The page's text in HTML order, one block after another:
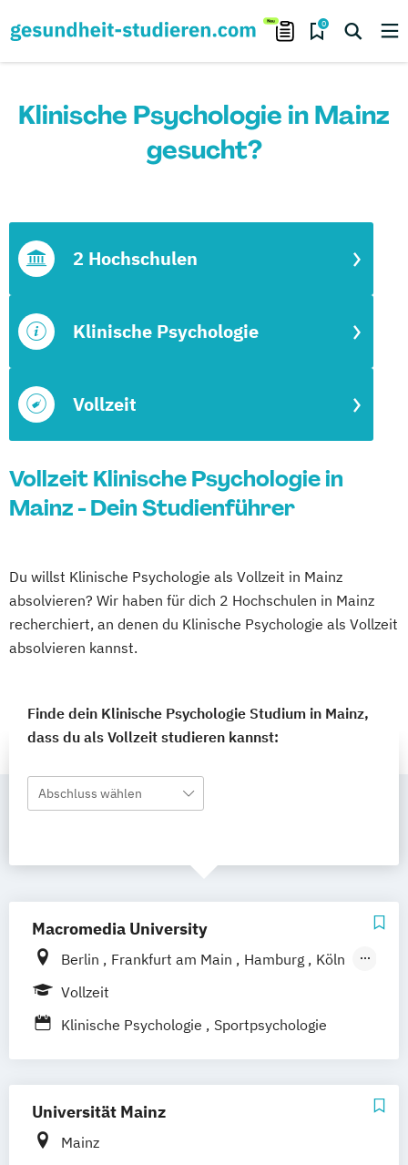
0
Klinische Psychologie in Mainz
gesucht?
Vollzeit
Klinische Psychologie
2 Hochschulen
Vollzeit Klinische Psychologie in
Mainz - Dein Studienführer
Du willst Klinische Psychologie als Vollzeit in Mainz
absolvieren? Wir haben für dich 2 Hochschulen in Mainz
recherchiert, an denen du Klinische Psychologie als Vollzeit
absolvieren kannst.
Finde dein Klinische Psychologie Studium in Mainz,
dass du als Vollzeit studieren kannst:
Abschluss wählen
Macromedia University
Berlin Frankfurt am Main Hamburg
Köln
Leipzig
Vollzeit
Klinische Psychologie
Sportpsychologie
Universität Mainz
Mainz